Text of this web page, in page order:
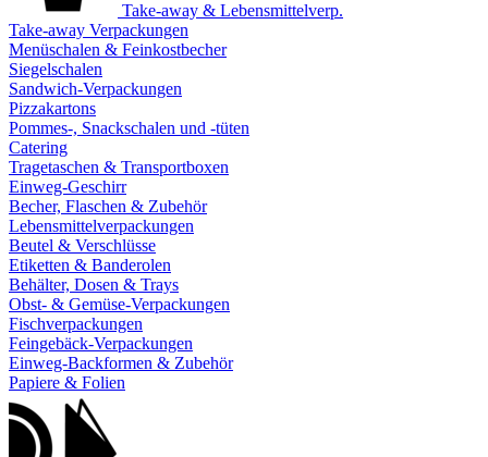
Take-away & Lebensmittelverp.
Take-away Verpackungen
Menüschalen & Feinkostbecher
Siegelschalen
Sandwich-Verpackungen
Pizzakartons
Pommes-, Snackschalen und -tüten
Catering
Tragetaschen & Transportboxen
Einweg-Geschirr
Becher, Flaschen & Zubehör
Lebensmittelverpackungen
Beutel & Verschlüsse
Etiketten & Banderolen
Behälter, Dosen & Trays
Obst- & Gemüse-Verpackungen
Fischverpackungen
Feingebäck-Verpackungen
Einweg-Backformen & Zubehör
Papiere & Folien